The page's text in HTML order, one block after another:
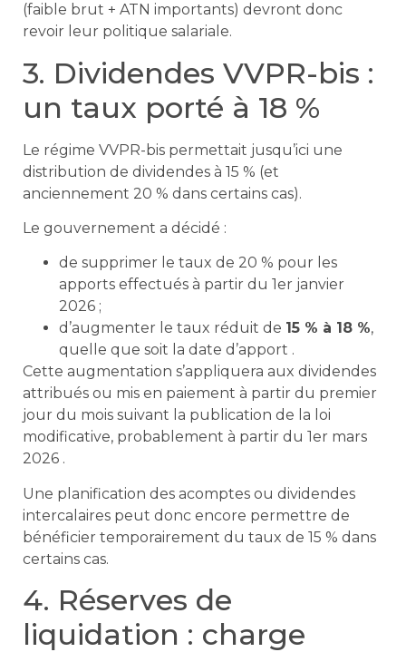
(faible brut + ATN importants) devront donc
revoir leur politique salariale.
3. Dividendes VVPR-bis :
un taux porté à 18 %
Le régime VVPR-bis permettait jusqu’ici une
distribution de dividendes à 15 % (et
anciennement 20 % dans certains cas).
Le gouvernement a décidé :
de supprimer le taux de 20 % pour les
apports effectués à partir du 1er janvier
2026 ;
d’augmenter le taux réduit de 15 % à 18 %,
quelle que soit la date d’apport .
Cette augmentation s’appliquera aux dividendes
attribués ou mis en paiement à partir du premier
jour du mois suivant la publication de la loi
modificative, probablement à partir du 1er mars
2026 .
Une planification des acomptes ou dividendes
intercalaires peut donc encore permettre de
bénéficier temporairement du taux de 15 % dans
certains cas.
4. Réserves de
liquidation : charge